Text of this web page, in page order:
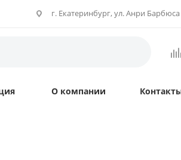
г. Екатеринбург, ул. Анри Барбюса
О компании